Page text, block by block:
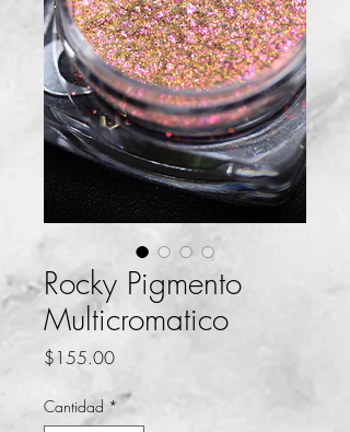
Rocky Pigmento
Multicromatico
$155.00Precio
Cantidad *